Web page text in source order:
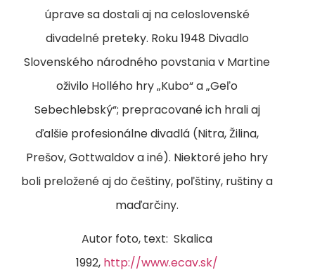
úprave sa dostali aj na celoslovenské
divadelné preteky. Roku 1948 Divadlo
Slovenského národného povstania v Martine
oživilo Hollého hry „Kubo“ a „Geľo
Sebechlebský“; prepracované ich hrali aj
ďalšie profesionálne divadlá (Nitra, Žilina,
Prešov, Gottwaldov a iné). Niektoré jeho hry
boli preložené aj do češtiny, poľštiny, ruštiny a
maďarčiny.
Autor foto, text: Skalica
1992, http://www.ecav.sk/